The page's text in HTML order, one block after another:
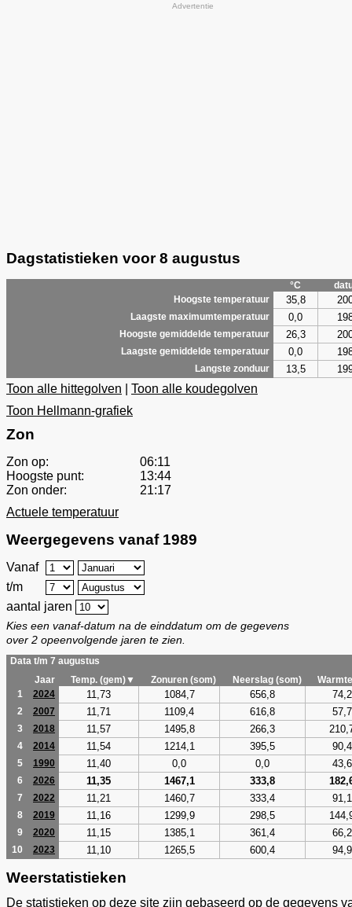
Advertentie
Dagstatistieken voor 8 augustus
°C
Hoogste temperatuur
35,8
Laagste maximumtemperatuur 0,0
Hoogste gemiddelde temperatuur 26,3
Laagste gemiddelde temperatuur 0,0
Langste zonduur 13,5
Toon alle hittegolven
Toon alle koudegolven
Toon Hellmann-grafiek
Zon
Zon op:
06:11
Hoogste punt:
13:44
Zon onder:
21:17
Actuele temperatuur
Weergegevens vanaf 1989
Vanaf
t/m
aantal jaren
Kies een vanaf-datum na de einddatum om de gegevens
over 2 opeenvolgende jaren te zien.
Data t/m 7 augustus
Jaar
Temp. (gem)▼ Zonuren (som) Neerslag (som)
1
2024 11,73 1084,7 656,8 74,2
2 2007 11,71 1109,4 616,8 57,7
3 2018 11,57 1495,8 266,3
4 2014 11,54 1214,1 395,5 90,4
5 1990 11,40 0,0 0,0 43,6
6 2026 11,35 1467,1 333,8
7 2022 11,21 1460,7 333,4 91,1
8 2019 11,16 1299,9 298,5
9 2020 11,15 1385,1 361,4 66,2
10 2023 11,10 1265,5 600,4 94,9
Weerstatistieken
De statistieken op deze site zijn gebaseerd op de gegevens